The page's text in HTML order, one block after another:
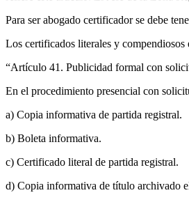
Para ser abogado certificador se debe
Los certificados literales y compendiosos
“Artículo 41. Publicidad formal con
En el procedimiento presencial con
a) Copia informativa de partida registral.
b) Boleta informativa.
c) Certificado literal de partida registral.
d) Copia informativa de título archivado